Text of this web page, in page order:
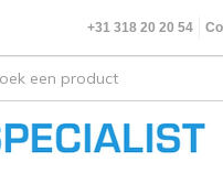
+31 318 20 20 54